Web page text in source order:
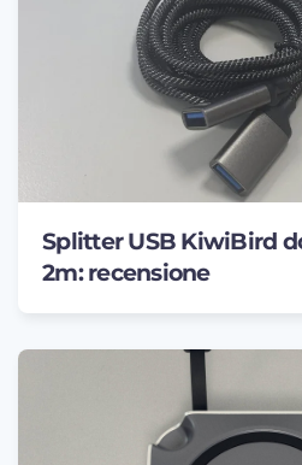
Splitter USB KiwiBird
2m: recensione